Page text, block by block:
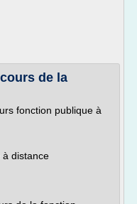
de la
fonction publique à
à distance